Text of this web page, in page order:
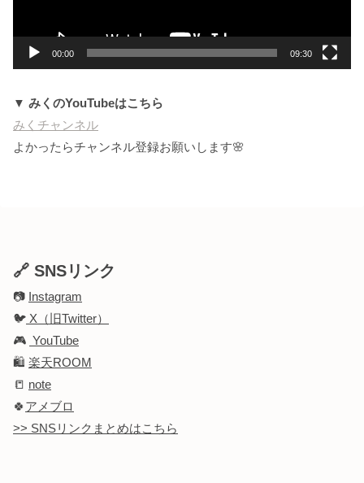
00:00 09:30
▼ みくのYouTubeはこちら
みくチャンネル
よかったらチャンネル登録お願いします🌸
🔗 SNSリンク
📷 Instagram
🐦 X（旧Twitter）
🎮 YouTube
🛍️ 楽天ROOM
📒 note
🍀アメブロ
>> SNSリンクまとめはこちら